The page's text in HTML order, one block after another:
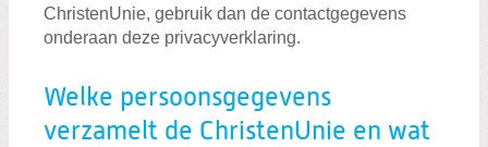
ChristenUnie, gebruik dan de contactgegevens
onderaan deze privacyverklaring.
Welke persoonsgegevens
verzamelt de ChristenUnie en wat